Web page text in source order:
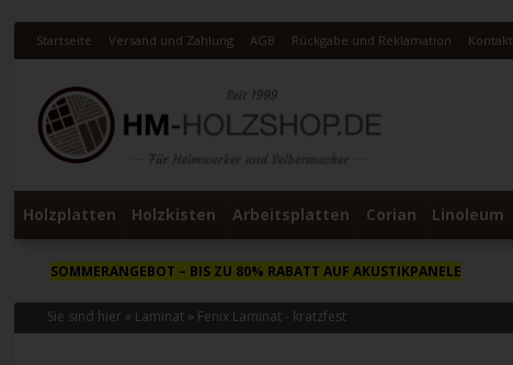
Startseite Versand und Zahlung AGB Rückgabe und Reklamation Kontakt
Holzplatten Holzkisten Arbeitsplatten Corian Linoleum
SOMMERANGEBOT– BIS ZU 80% RABATT AUF AKUSTIKPANELE
Sie sind hier » Laminat » Fenix Laminat - kratzfest